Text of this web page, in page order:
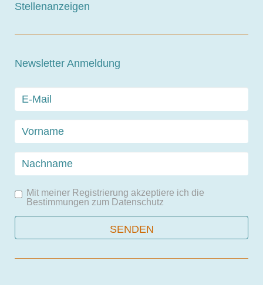
Stellenanzeigen
Newsletter Anmeldung
Mit meiner Registrierung akzeptiere ich die
Bestimmungen zum Datenschutz